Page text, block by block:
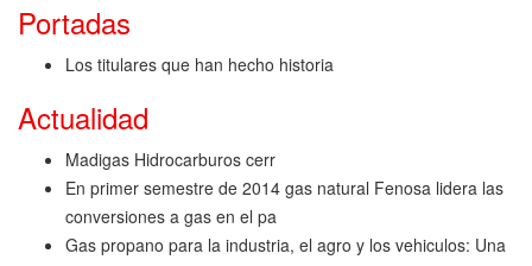
Portadas
Los titulares que han hecho historia
Actualidad
Madigas Hidrocarburos cerr
En primer semestre de 2014 gas natural Fenosa lidera las
conversiones a gas en el pa
Gas propano para la industria, el agro y los vehiculos: Una